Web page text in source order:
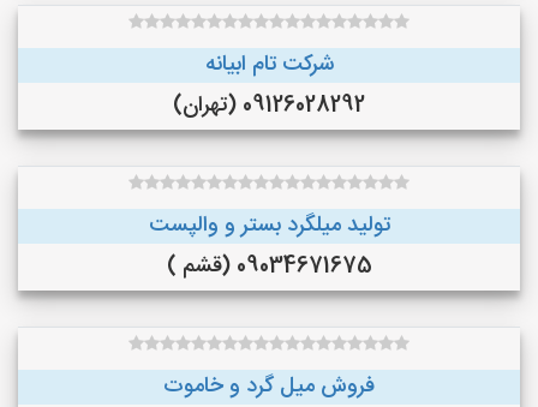
شرکت تام ابیانه
09126028292 (تهران)
تولید میلگرد بستر و والپست
09034671675 (قشم )
فروش میل گرد و خاموت